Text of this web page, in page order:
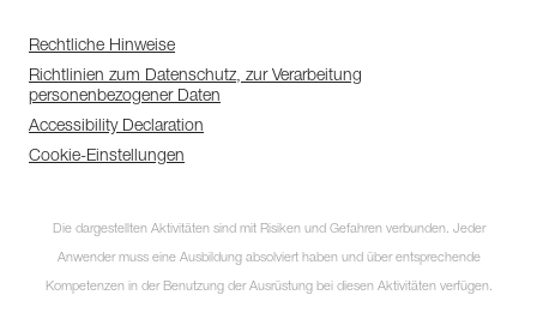
Rechtliche Hinweise
Richtlinien zum Datenschutz, zur Verarbeitung
personenbezogener Daten
Accessibility Declaration
Cookie-Einstellungen
Die dargestellten Aktivitäten sind mit Risiken und Gefahren verbunden. Jeder
Anwender muss eine Ausbildung absolviert haben und über entsprechende
Kompetenzen in der Benutzung der Ausrüstung bei diesen Aktivitäten verfügen.